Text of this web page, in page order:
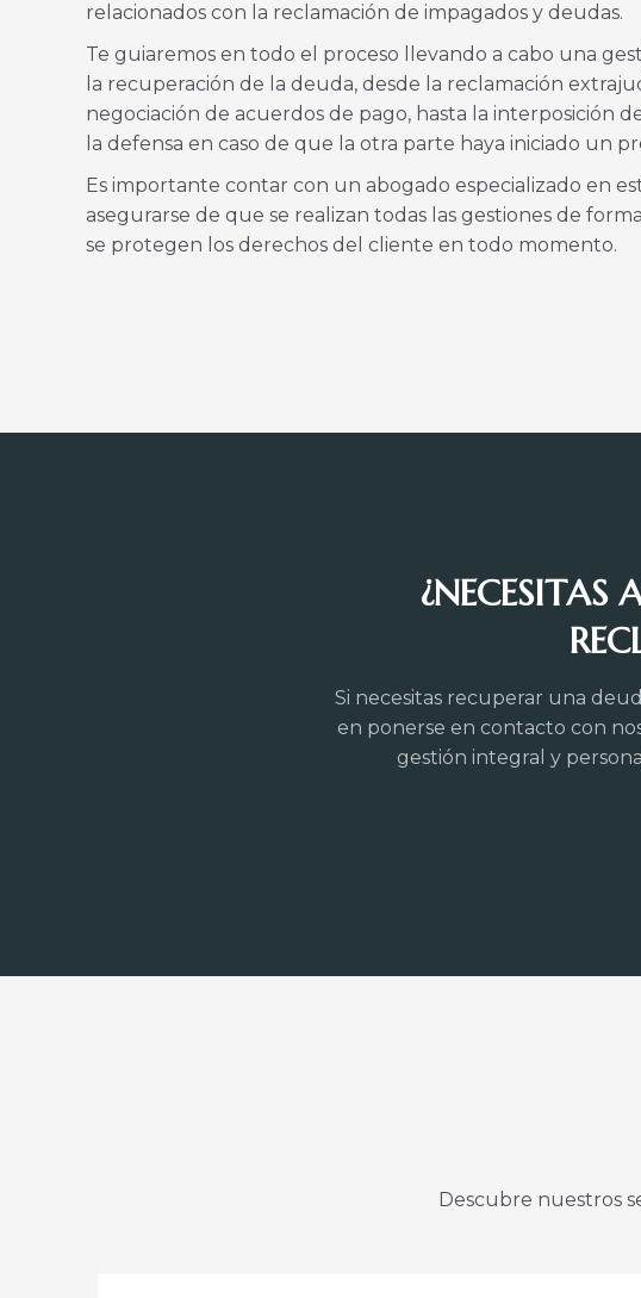
relacionados con la reclamación de impagados y deudas.
Te guiaremos en todo el proceso llevando a cabo una
la recuperación de la deuda, desde la reclamación
negociación de acuerdos de pago, hasta la interposición
la defensa en caso de que la otra parte haya iniciado un
Es importante contar con un abogado especializado en
asegurarse de que se realizan todas las gestiones de
se protegen los derechos del cliente en todo momento.
¿NECESITAS
Si necesitas recuperar una
en ponerse en contacto con
gestión integral y
Descubre nuestros